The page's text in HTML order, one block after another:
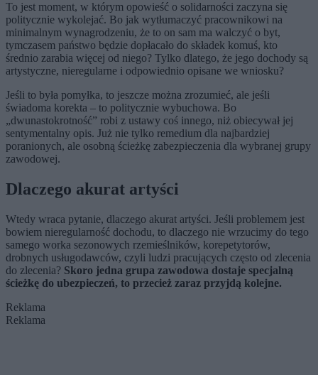
To jest moment, w którym opowieść o solidarności zaczyna się
politycznie wykolejać. Bo jak wytłumaczyć pracownikowi na
minimalnym wynagrodzeniu, że to on sam ma walczyć o byt,
tymczasem państwo będzie dopłacało do składek komuś, kto
średnio zarabia więcej od niego? Tylko dlatego, że jego dochody są
artystyczne, nieregularne i odpowiednio opisane we wniosku?
Jeśli to była pomyłka, to jeszcze można zrozumieć, ale jeśli
świadoma korekta – to politycznie wybuchowa. Bo
„dwunastokrotność” robi z ustawy coś innego, niż obiecywał jej
sentymentalny opis. Już nie tylko remedium dla najbardziej
poranionych, ale osobną ścieżkę zabezpieczenia dla wybranej grupy
zawodowej.
Dlaczego akurat artyści
Wtedy wraca pytanie, dlaczego akurat artyści. Jeśli problemem jest
bowiem nieregularność dochodu, to dlaczego nie wrzucimy do tego
samego worka sezonowych rzemieślników, korepetytorów,
drobnych usługodawców, czyli ludzi pracujących często od zlecenia
do zlecenia? Skoro jedna grupa zawodowa dostaje specjalną
ścieżkę do ubezpieczeń, to przecież zaraz przyjdą kolejne.
Reklama
Reklama